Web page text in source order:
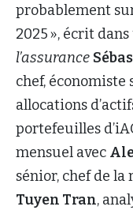
probablement
2025 », écrit
l’assurance
chef,
allocations
portefeuilles
mensuel avec
sénior, chef de la
Tuyen Tran,